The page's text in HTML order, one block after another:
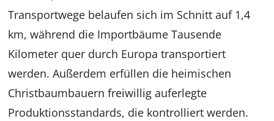
Transportwege belaufen sich im Schnitt auf 1,4
km, während die Importbäume Tausende
Kilometer quer durch Europa transportiert
werden. Außerdem erfüllen die heimischen
Christbaumbauern freiwillig auferlegte
Produktionsstandards, die kontrolliert werden.